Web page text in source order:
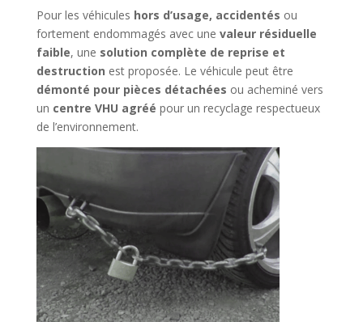
Pour les véhicules hors d’usage, accidentés ou
fortement endommagés avec une valeur résiduelle
faible, une solution complète de reprise et
destruction est proposée. Le véhicule peut être
démonté pour pièces détachées ou acheminé vers
un centre VHU agréé pour un recyclage respectueux
de l’environnement.